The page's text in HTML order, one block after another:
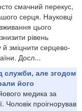
смачний перекус,
серця. Науковці
цього
рівень
зміцнити серцево-
Досл...
служби, але згодом
його
медика за
Чоловік проігнорував